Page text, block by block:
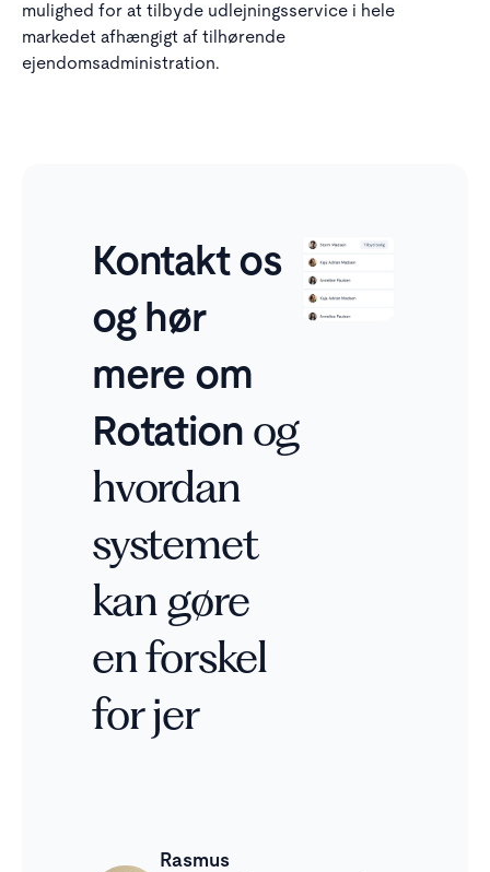
mulighed for at tilbyde udlejningsservice i hele
markedet afhængigt af tilhørende
ejendomsadministration.
Kontakt os
og hør
mere om
Rotation og
hvordan
systemet
kan gøre
en forskel
for jer
Rasmus